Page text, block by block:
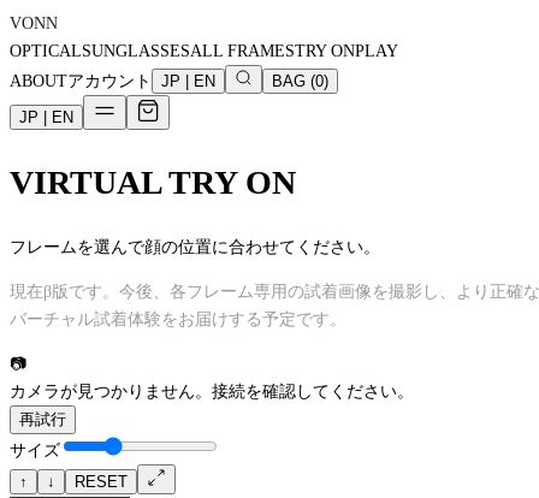
VONN
OPTICALSUNGLASSESALL FRAMESTRY ONPLAY
ABOUTアカウント JP EN BAG (0)
JP
EN
VIRTUAL TRY ON
フレームを選んで顔の位置に合わせてください。
現在β版です。今後、各フレーム専用の試着画像を撮影し、より正確な
バーチャル試着体験をお届けする予定です。
📷
カメラが見つかりません。接続を確認してください。
再試行
サイズ
↑
↓
RESET